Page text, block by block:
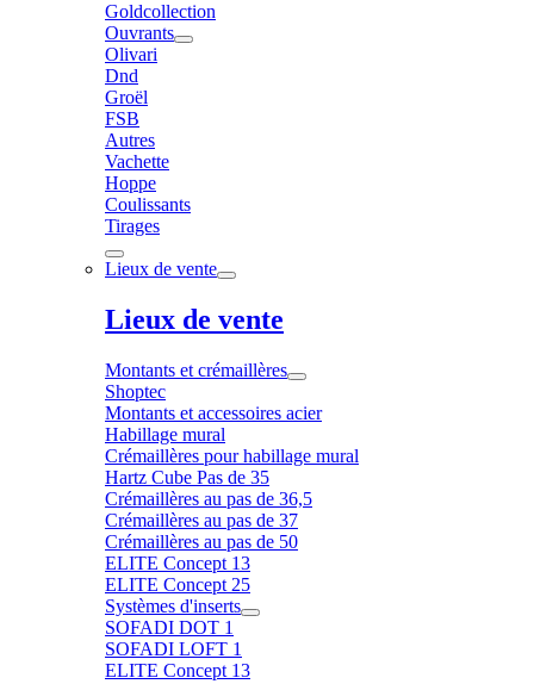
Goldcollection
Ouvrants
Olivari
Dnd
Groël
FSB
Autres
Vachette
Hoppe
Coulissants
Tirages
Lieux de vente
Lieux de vente
Montants et crémaillères
Shoptec
Montants et accessoires acier
Habillage mural
Crémaillères pour habillage mural
Hartz Cube Pas de 35
Crémaillères au pas de 36,5
Crémaillères au pas de 37
Crémaillères au pas de 50
ELITE Concept 13
ELITE Concept 25
Systèmes d'inserts
SOFADI DOT 1
SOFADI LOFT 1
ELITE Concept 13